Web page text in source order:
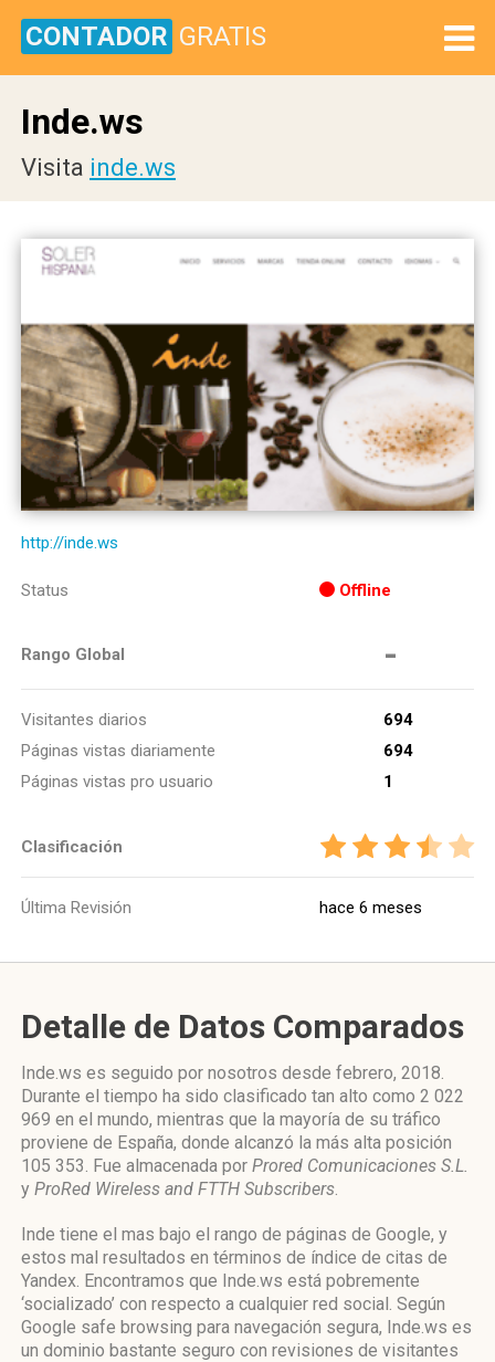
CONTADOR GRATIS
Inde.ws
Visita inde.ws
http://inde.ws
Status Offline
Rango Global -
Visitantes diarios
694
Páginas vistas diariamente
694
Páginas vistas pro usuario
1
Clasificación
Última Revisión hace 6 meses
Detalle de Datos Comparados
Inde.ws es seguido por nosotros desde febrero, 2018.
Durante el tiempo ha sido clasificado tan alto como 2 022
969 en el mundo, mientras que la mayoría de su tráfico
proviene de España, donde alcanzó la más alta posición
105 353. Fue almacenada por Prored Comunicaciones S.L.
y ProRed Wireless and FTTH Subscribers.
Inde tiene el mas bajo el rango de páginas de Google, y
estos mal resultados en términos de índice de citas de
Yandex. Encontramos que Inde.ws está pobremente
‘socializado’ con respecto a cualquier red social. Según
Google safe browsing para navegación segura, Inde.ws es
un dominio bastante seguro con revisiones de visitantes